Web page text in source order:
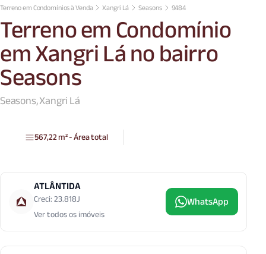
Terreno em Condomínios à Venda Xangri Lá Seasons 9484
Terreno em Condomínio
em Xangri Lá no bairro
Seasons
Seasons, Xangri Lá
567,22 m² - Área total
ATLÂNTIDA
Creci: 23.818J
Ver todos os imóveis
WhatsApp